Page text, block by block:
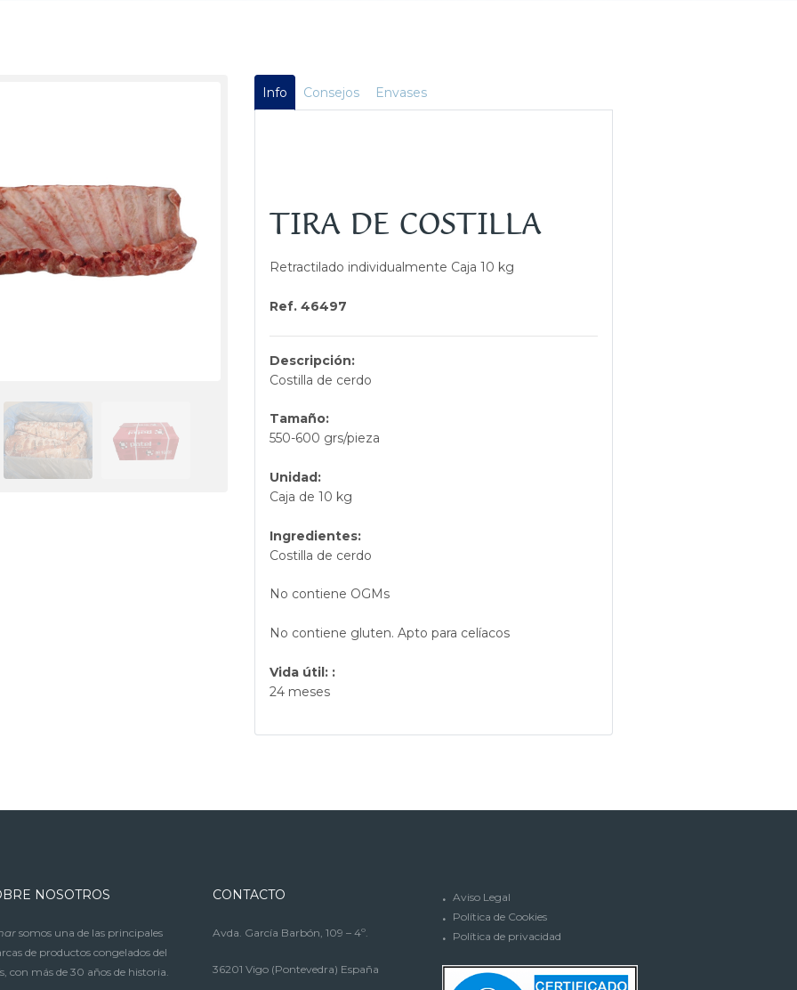
Info Consejos Envases
TIRA DE COSTILLA
Retractilado individualmente Caja 10 kg
Ref. 46497
Descripción:
Costilla de cerdo
Tamaño:
550-600 grs/pieza
Unidad:
Caja de 10 kg
Ingredientes:
Costilla de cerdo
No contiene OGMs
No contiene gluten. Apto para celíacos
Vida útil: :
24 meses
NOSOTROS
somos una de las principales
de productos congelados del
con más de 30 años de historia.
CONTACTO
Avda. García Barbón, 109 – 4º.
36201 Vigo (Pontevedra) España
Aviso Legal
Política de Cookies
Política de privacidad